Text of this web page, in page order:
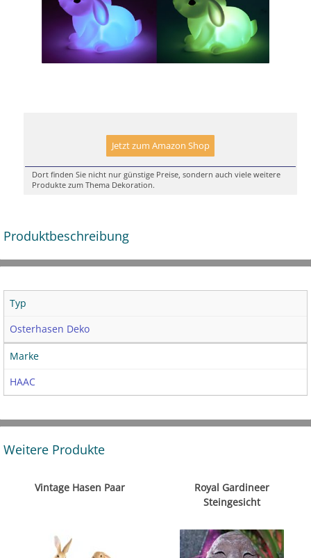
Jetzt zum Amazon Shop
Dort finden Sie nicht nur günstige Preise, sondern auch viele weitere
Produkte zum Thema Dekoration.
Produktbeschreibung
Typ
Osterhasen Deko
Marke
HAAC
Weitere Produkte
Vintage Hasen Paar
Royal Gardineer
Steingesicht